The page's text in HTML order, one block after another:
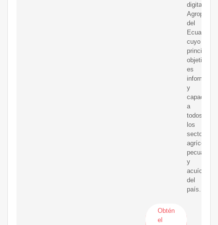
digital
del
Ecuador
cuyo
principal
objetivo
es
informar
y
capacitar
a
todos
los
sectores
agrícolas,
pecuarios
y
acuícolas
del
país.
Obtén
el